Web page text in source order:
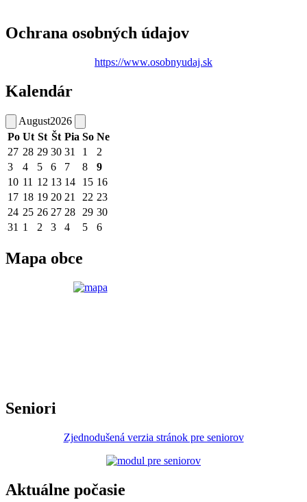
Ochrana osobných údajov
https://www.osobnyudaj.sk
Kalendár
August2026
Po Ut St Št Pia So Ne
27 28 29 30 31 1
2
3
4 5 6 7 8
9
10 11 12 13 14 15 16
17 18 19 20 21 22 23
24 25 26 27 28 29 30
31 1 2 3 4 5 6
Mapa obce
Seniori
Zjednodušená verzia stránok pre seniorov
Aktuálne počasie